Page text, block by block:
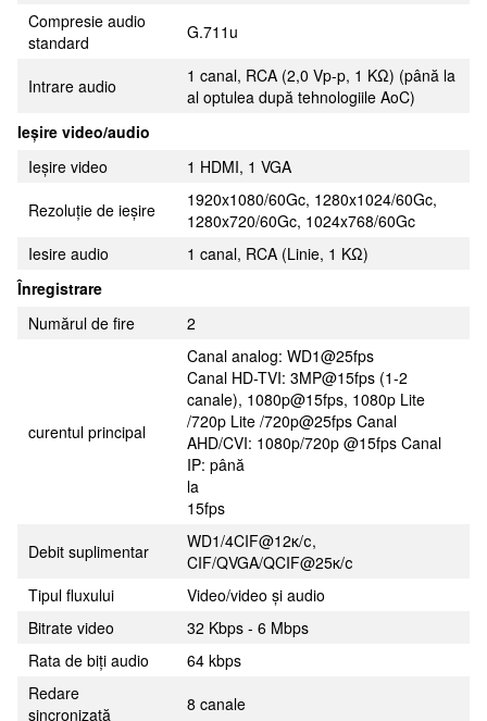
Compresie audio
standard
G.711u
Intrare audio
1 canal, RCA (2,0 Vp-p, 1 KΩ) (până la
al optulea după tehnologiile AoC)
Ieșire video/audio
Ieșire video
1 HDMI, 1 VGA
Rezoluție de ieșire
1920x1080/60Gc, 1280x1024/60Gc,
1280x720/60Gc, 1024x768/60Gc
Iesire audio
1 canal, RCA (Linie, 1 KΩ)
Înregistrare
Numărul de fire
2
curentul principal
Canal analog: WD1@25fps
Canal HD-TVI: 3MP@15fps (1-2
canale), 1080p@15fps, 1080p Lite
/720p Lite /720p@25fps Canal
AHD/CVI: 1080p/720p @15fps Canal
IP: până
la
15fps
Debit suplimentar
WD1/4CIF@12к/с,
CIF/QVGA/QCIF@25к/с
Tipul fluxului
Video/video și audio
Bitrate video
32 Kbps - 6 Mbps
Rata de biți audio
64 kbps
Redare
sincronizată
8 canale